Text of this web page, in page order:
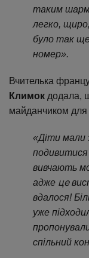
таким
легко,
було так
номер».
Вчителька
Климок додала,
майданчиком для
«Діти мали
подивитися
вивчають
адже це
вдалося!
уже
спільний